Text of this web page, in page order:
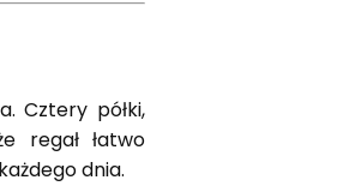
Cztery półki,
regał łatwo
dnia.